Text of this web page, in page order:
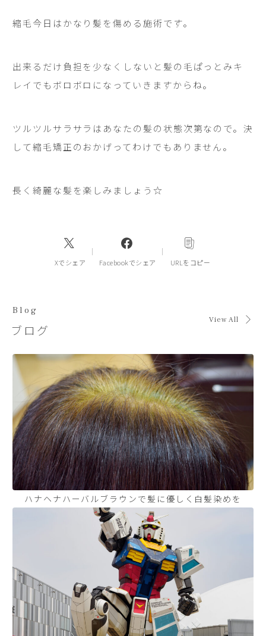
縮毛今日はかなり髪を傷める施術です。
出来るだけ負担を少なくしないと髪の毛ぱっとみキ
レイでもボロボロになっていきますからね。
ツルツルサラサラはあなたの髪の状態次第なので。決
して縮毛矯正のおかげってわけでもありません。
長く綺麗な髪を楽しみましょう☆
Xでシェア Facebookでシェア URLをコピー
Blog
ブログ
View All
ハナヘナハーバルブラウンで髪に優しく白髪染めを